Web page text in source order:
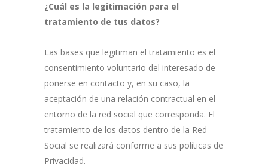
¿Cuál es la legitimación para el
tratamiento de tus datos?
Las bases que legitiman el tratamiento es el
consentimiento voluntario del interesado de
ponerse en contacto y, en su caso, la
aceptación de una relación contractual en el
entorno de la red social que corresponda. El
tratamiento de los datos dentro de la Red
Social se realizará conforme a sus políticas de
Privacidad.